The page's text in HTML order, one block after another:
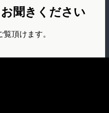
聞きください
頂けます。